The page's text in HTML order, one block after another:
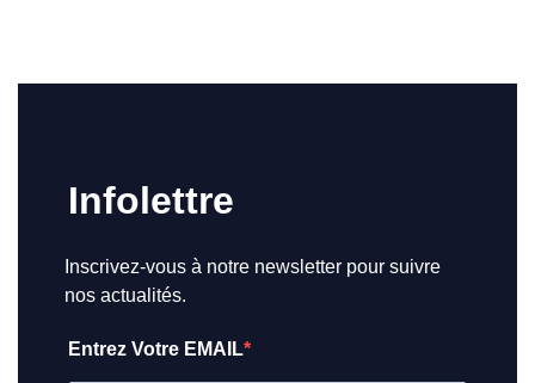
Infolettre
Inscrivez-vous à notre newsletter pour suivre
nos actualités.
Entrez Votre EMAIL